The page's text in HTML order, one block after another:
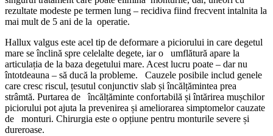
rezultate modeste pe termen lung – recidiva fiind frecvent intalnita la
mai mult de 5 ani de la operatie.
Hallux valgus este acel tip de deformare a piciorului in care degetul
mare se înclină spre celelalte degete, iar o umflătură apare la
articulația de la baza degetului mare. Acest lucru poate – dar nu
întotdeauna – să ducă la probleme. Cauzele posibile includ genele
care cresc riscul, țesutul conjunctiv slab și încălțămintea prea
strâmtă. Purtarea de încălțăminte confortabilă și întărirea mușchilor
piciorului pot ajuta la prevenirea și ameliorarea simptomelor cauzate
de monturi. Chirurgia este o opțiune pentru monturile severe și
dureroase.